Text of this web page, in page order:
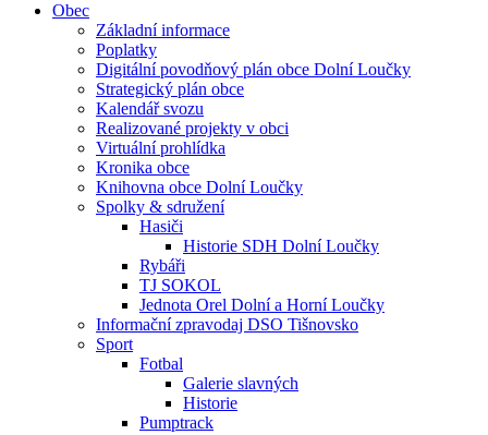
Obec
Základní informace
Poplatky
Digitální povodňový plán obce Dolní Loučky
Strategický plán obce
Kalendář svozu
Realizované projekty v obci
Virtuální prohlídka
Kronika obce
Knihovna obce Dolní Loučky
Spolky & sdružení
Hasiči
Historie SDH Dolní Loučky
Rybáři
TJ SOKOL
Jednota Orel Dolní a Horní Loučky
Informační zpravodaj DSO Tišnovsko
Sport
Fotbal
Galerie slavných
Historie
Pumptrack